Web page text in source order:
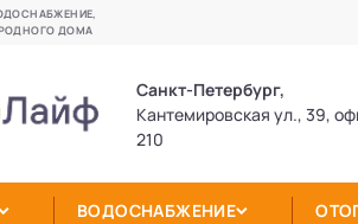
ДОМА
Санкт-Петербург,
Кантемировская ул., 39,
210
ВОДОСНАБЖЕНИЕ